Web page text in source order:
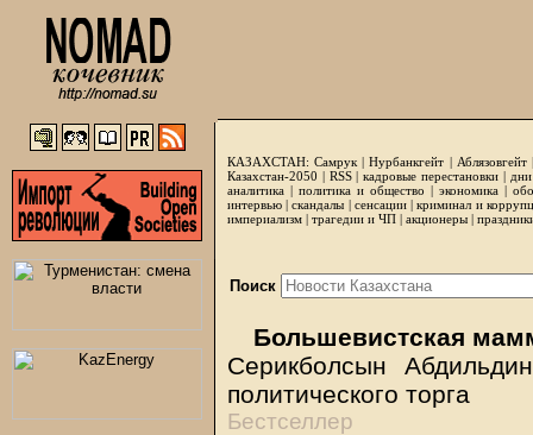
КАЗАХСТАН: Самрук |Нурбанкгейт | Аблязовгейт
Казахстан-2050 | RSS|кадровые перестановки|
аналитика | политика и общество | экономика |
интервью |скандалы | сенсации|криминал и
империализм | трагедии и ЧП | акционеры |
Поиск
Большевистская
Серикболсын
политического торга
Бестселлер